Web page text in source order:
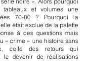
et volumes une
70-80 ? Pourquoi la
était exclue de la palette
à ces questions mais
« crime » une histoire sans
celle des retours qui
le devenir de réalisations